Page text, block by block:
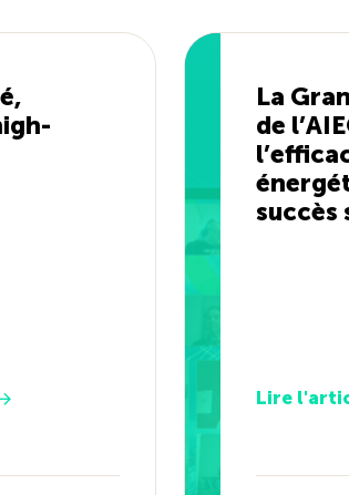
La
de
succès
Lire